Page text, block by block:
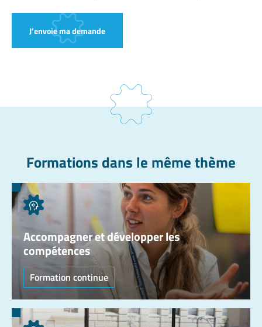
J’envoie ma demande
Formations dans le même thème
Accompagner et développer les
compétences
Formation continue